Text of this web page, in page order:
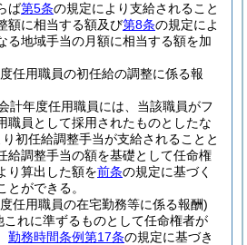
ば第5条の規定により支給されること
額に相当する額及び第8条の規定によ
る地域手当の月額に相当する額を加
任用職員の初任給の調整に係る報
計年度任用職員には、当該職員がフ
職員として採用されたものとしたな
初任給調整手当が支給されることと
給調整手当の額を基礎として任命権
り算出した額を前条の規定に基づく
ができる。
任用職員の在宅勤務等に係る報酬)
これに準ずるものとして任命権者が
勤務時間条例第17条の規定に基づき